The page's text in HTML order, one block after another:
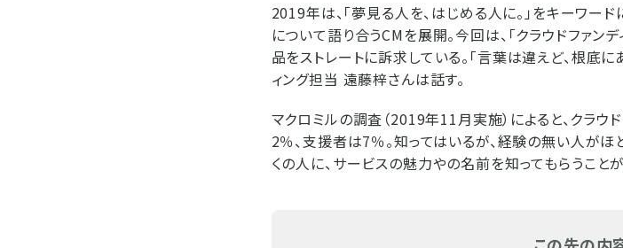
2019年は、「夢見る人を、はじめる人に。」をキーワー
について語り合うCMを展開。今回は、「クラウドファン
品をストレートに訴求している。「言葉は違えど、根底
ィング担当 遠藤梓さんは話す。
マクロミルの調査（2019年11月実施）によると、クラ
2％、支援者は7％。知ってはいるが、経験の無い人が
くの人に、サービスの魅力やの名前を知ってもらうこと